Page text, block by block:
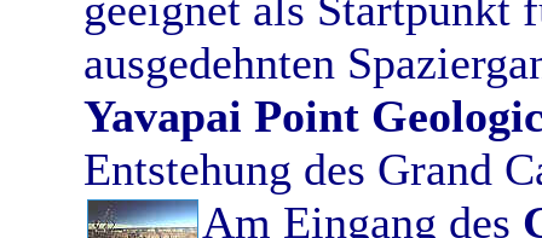
ausgedehnten
Yavapai Point
Entstehung des Grand
Am Eingang des